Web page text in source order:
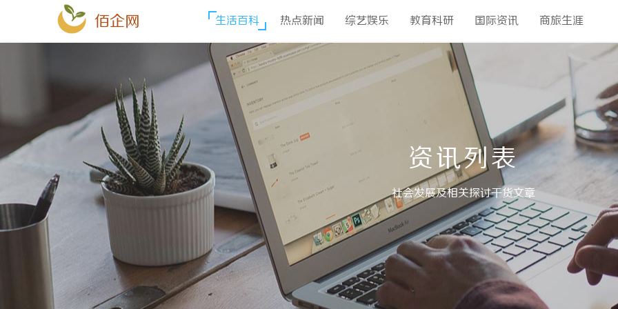
佰企网 生活百科 热点新闻 综艺娱乐 教育科研 国际资讯 商旅生涯
资讯列表
社会发展及相关探讨干货文章